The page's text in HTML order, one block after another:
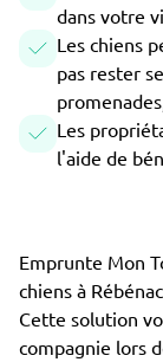
dans votre
Les chiens
pas rester
Les
l'aide de
Emprunte Mon
chiens à
Cette solution
compagnie lors